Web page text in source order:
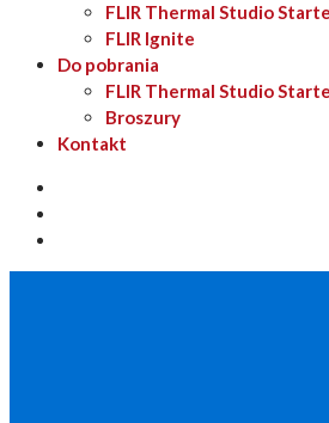
FLIR Thermal Studio
FLIR Ignite
Do pobrania
FLIR Thermal Studio
Broszury
Kontakt